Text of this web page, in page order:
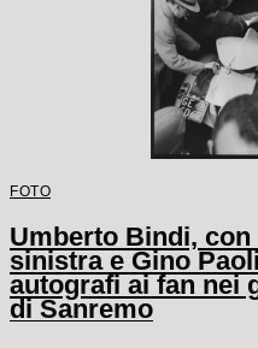
FOTO
Umberto Bindi,
sinistra e Gino
autografi ai fan nei
di Sanremo